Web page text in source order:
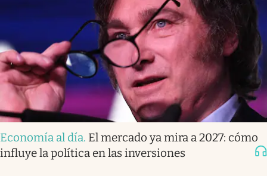
Economía al día. El mercado ya mira a 2027: cómo
influye la política en las inversiones